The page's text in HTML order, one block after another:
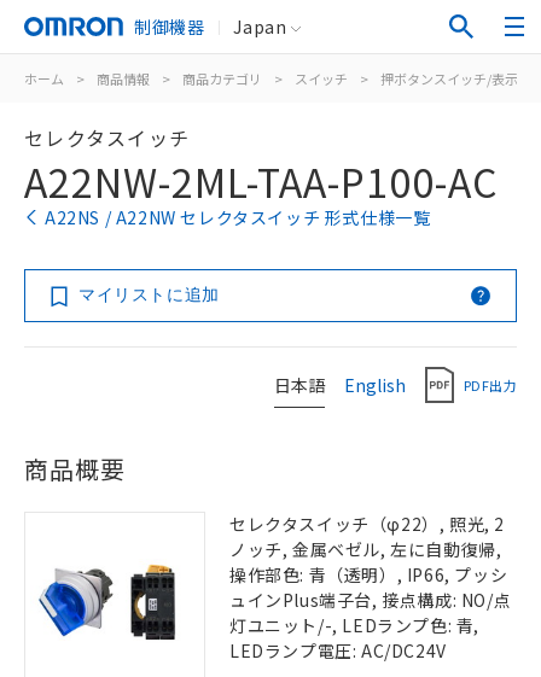
制御機器 Japan
ホーム > 商品情報 > 商品カテゴリ > スイッチ > 押ボタンスイッチ/表示灯
セレクタスイッチ
A22NW-2ML-TAA-P100-AC
A22NS / A22NW セレクタスイッチ 形式仕様一覧
マイリストに追加
日本語 English PDF出力
商品概要
セレクタスイッチ（φ22）, 照光, 2
ノッチ, 金属ベゼル, 左に自動復帰,
操作部色: 青（透明）, IP66, プッシ
ュインPlus端子台, 接点構成: NO/点
灯ユニット/-, LEDランプ色: 青,
LEDランプ電圧: AC/DC24V